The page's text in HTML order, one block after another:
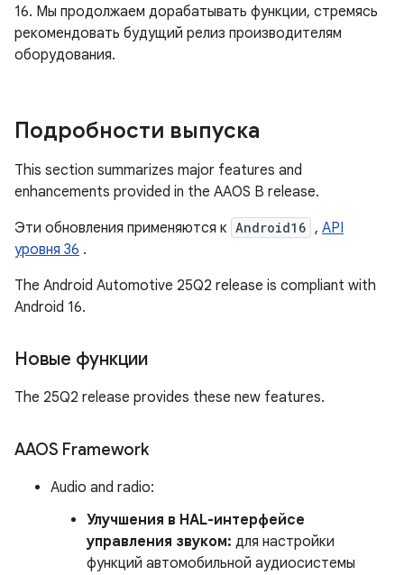
16. Мы продолжаем дорабатывать функции, стремясь
рекомендовать будущий релиз производителям
оборудования.
Подробности выпуска
This section summarizes major features and
enhancements provided in the AAOS B release.
Эти обновления применяются к Android16 , API
уровня 36 .
The Android Automotive 25Q2 release is compliant with
Android 16.
Новые функции
The 25Q2 release provides these new features.
AAOS Framework
Audio and radio:
Улучшения в HAL-интерфейсе
управления звуком: для настройки
функций автомобильной аудиосистемы